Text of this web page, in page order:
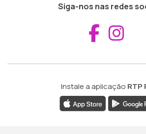
Siga-nos nas redes
Instale a aplicação RTP